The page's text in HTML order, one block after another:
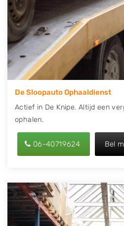
eigenlijk alle merken, zoals
Chevrolet, Citroën, Dacia, Fiat,
Kia, Mazda, Mercedes Benz,
Peugeot, Porsche, Renault,
Toyota, Volkswagen en Volvo.
De Sloopauto Ophaaldienst
Actief in De Knipe. Altijd een
ophalen.
06-40719624 Bel